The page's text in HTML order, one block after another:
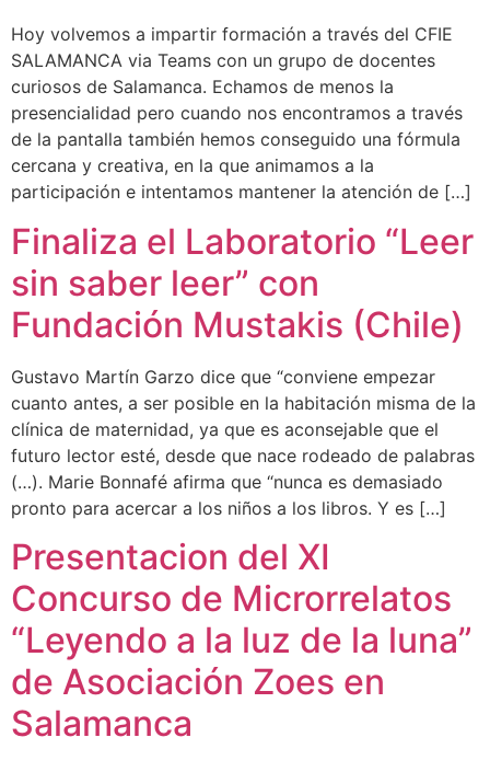
Hoy volvemos a impartir formación a través del CFIE
SALAMANCA via Teams con un grupo de docentes
curiosos de Salamanca. Echamos de menos la
presencialidad pero cuando nos encontramos a través
de la pantalla también hemos conseguido una fórmula
cercana y creativa, en la que animamos a la
participación e intentamos mantener la atención de […]
Finaliza el Laboratorio “Leer
sin saber leer” con
Fundación Mustakis (Chile)
Gustavo Martín Garzo dice que “conviene empezar
cuanto antes, a ser posible en la habitación misma de la
clínica de maternidad, ya que es aconsejable que el
futuro lector esté, desde que nace rodeado de palabras
(…). Marie Bonnafé afirma que “nunca es demasiado
pronto para acercar a los niños a los libros. Y es […]
Presentacion del XI
Concurso de Microrrelatos
“Leyendo a la luz de la luna”
de Asociación Zoes en
Salamanca